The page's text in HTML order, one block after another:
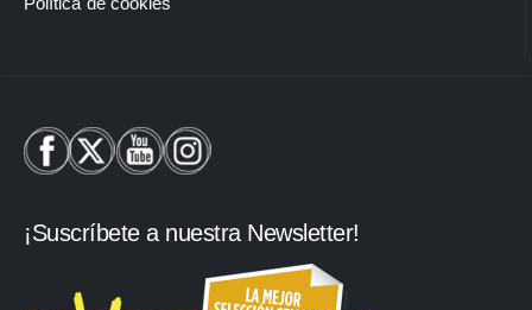
¡Suscríbete a nuestra Newsletter!